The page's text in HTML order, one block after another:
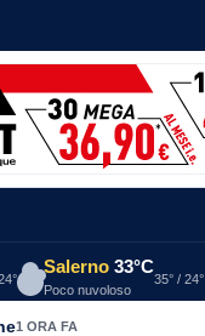
Salerno 33°C
Poco nuvoloso
35° / 24°
1 ORA FA